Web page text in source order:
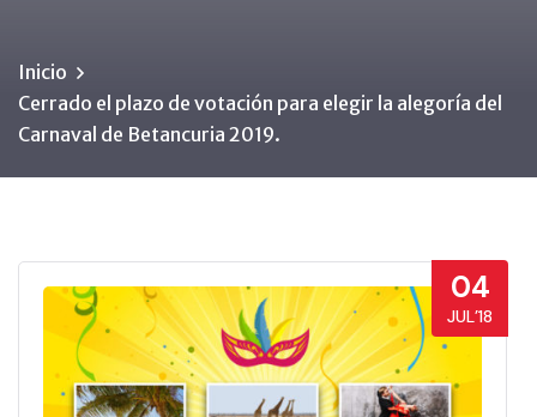
Inicio
Cerrado el plazo de votación para elegir la alegoría del
Carnaval de Betancuria 2019.
04
JUL’18